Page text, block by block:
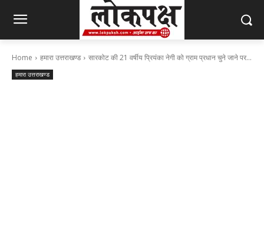
Home हमारा उत्तराखण्ड सारकोट की 21 वर्षीय प्रियंका नेगी को ग्राम प्रधान चुने जाने पर...
हमारा उत्तराखण्ड